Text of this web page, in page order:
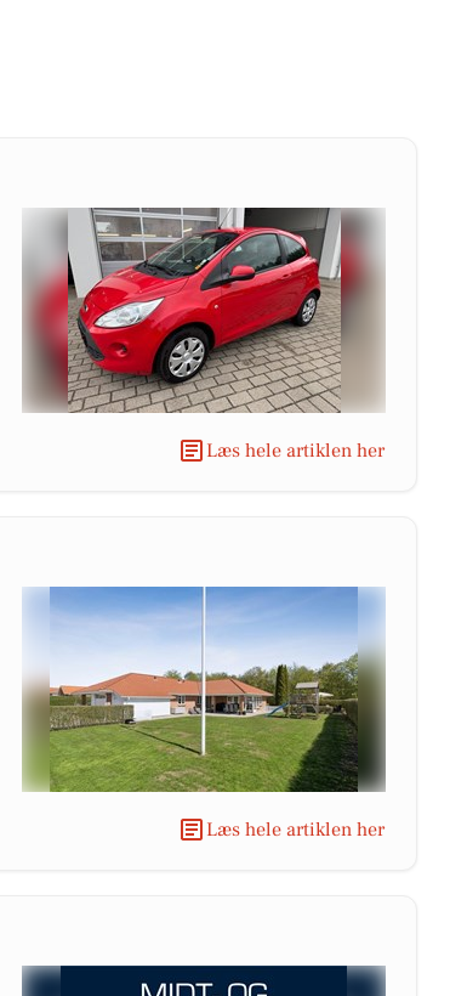
Læs hele artiklen her
Læs hele artiklen her